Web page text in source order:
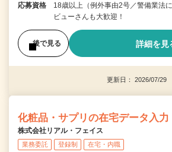
応募資格
18歳以上（例外事由2号／警備業法
ビューさんも大歓迎！
後で見る 詳細を見
更新日： 2026/07/29
化粧品・サプリの在宅データ入力
株式会社リアル・フェイス
業務委託 登録制 在宅・内職